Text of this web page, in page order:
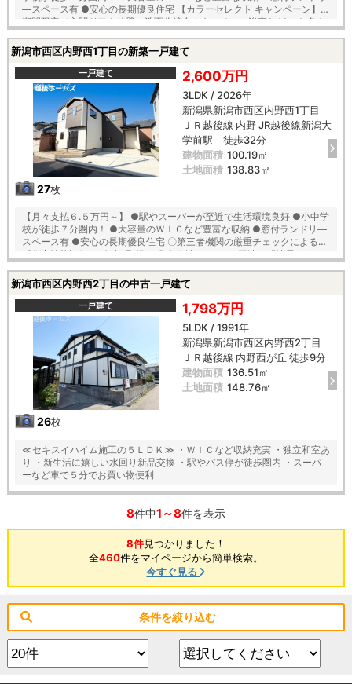
―スペース有 ●安心の長期優良住宅 【カラーセレクト キャンペーン】
期間限定で玄関ドアや外壁・洗面化粧台やキッチン、浴室などの お色を
で 〇第三者機関の厳重チェックによる『住宅性能評価』ダブル取得！ 〇
木造軸組×パネル工法で『地震に強い家』を実現！耐震等級３！ 〇「コ
ンクリートベタ基礎工法」採用！地盤は安心の２０年保証！ 〇建物は安
心の１０年保証（最大３５年まで延長可※条件有） 〇雨で汚れを落とす
機能付き『外壁サイディング』 〇夏は強い日差しをカット、冬は暖か
『全窓複層ガラス・樹脂アングルサッシ』 【教育】 内野小学校 徒歩５
分 内野中学校 徒歩７分
新潟市西区内野西1丁目の新築一戸建て
一戸建て
27枚
2,600万円
3LDK / 2026年
新潟県新潟市西区内野西1丁目
ＪＲ越後線 内野 JR越後線新潟大
学前駅 徒歩32分
建物面積 100.19㎡
土地面積 138.83㎡
【月々支払６.５万円～】 ●駅やスーパーが至近で生活環境良好 ●小中学
校が徒歩７分圏内！ ●大容量のＷＩＣなど豊富な収納 ●窓付ランドリ―
スペース有 ●安心の長期優良住宅 〇第三者機関の厳重チェックによる
『住宅性能評価』ダブル取得！ 〇木造軸組×パネル工法で『地震に強い
は安心の２０年保証！ 〇建物は安心の１０年保証（最大３５年まで延長
可※条件有） 〇雨で汚れを落とす機能付き『外壁サイディング』 〇夏は
強い日差しをカット、冬は暖か『全窓複層ガラス・樹脂アングルサッ
シ』 【教育】 内野小学校 徒歩５分 内野中学校 徒歩７分
新潟市西区内野西2丁目の中古一戸建て
一戸建て
26枚
1,798万円
5LDK / 1991年
新潟県新潟市西区内野西2丁目
ＪＲ越後線 内野西が丘 徒歩9分
建物面積 136.51㎡
土地面積 148.76㎡
≪セキスイハイム施工の５ＬＤＫ≫ ・ＷＩＣなど収納充実 ・独立和室あ
り ・新生活に嬉しい水回り新品交換 ・駅やバス停が徒歩圏内 ・スーパ
ーなど車で５分でお買い物便利
8件中1～8件を表示
8件見つかりました！
全460件をマイページから簡単検索。
今すぐ見る
条件を絞り込む